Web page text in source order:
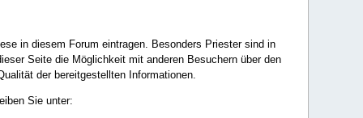
in diesem Forum eintragen. Besonders Priester sind in
Seite die Möglichkeit mit anderen Besuchern über den
der bereitgestellten Informationen.
Sie unter: